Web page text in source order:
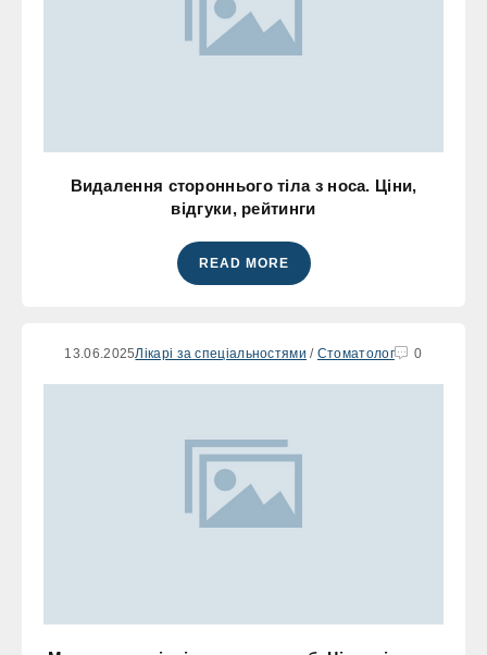
Видалення стороннього тіла з носа. Ціни,
відгуки, рейтинги
READ MORE
13.06.2025Лікарі за спеціальностями / Стоматолог 0